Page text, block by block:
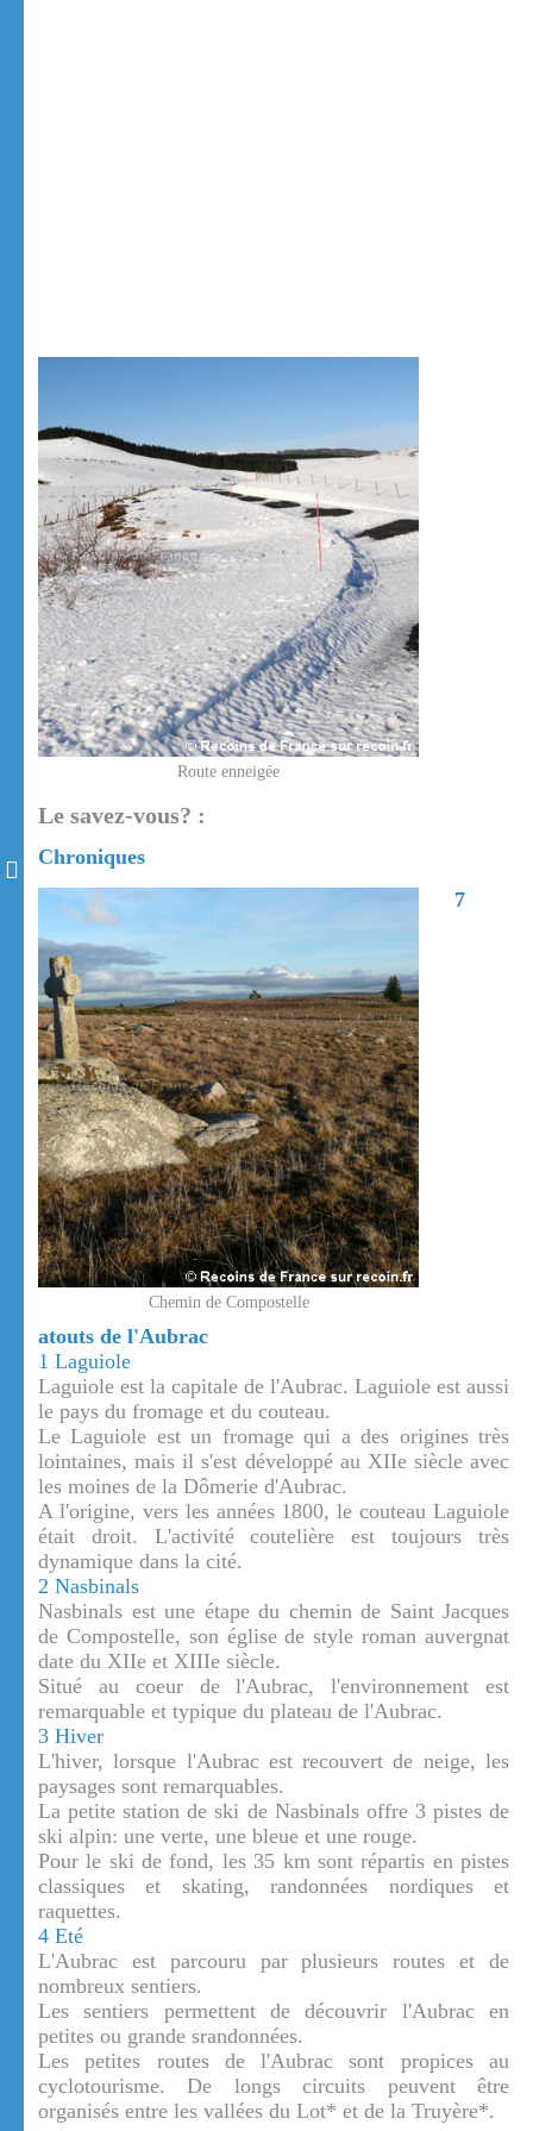
Route enneigée
Le savez-vous? :
Chroniques
Chemin de Compostelle
7
atouts de l'Aubrac
1 Laguiole
Laguiole est la capitale de l'Aubrac. Laguiole est aussi
le pays du fromage et du couteau.
Le Laguiole est un fromage qui a des origines très
lointaines, mais il s'est développé au XIIe siècle avec
les moines de la Dômerie d'Aubrac.
A l'origine, vers les années 1800, le couteau Laguiole
était droit. L'activité coutelière est toujours très
dynamique dans la cité.
2 Nasbinals
Nasbinals est une étape du chemin de Saint Jacques
de Compostelle, son église de style roman auvergnat
date du XIIe et XIIIe siècle.
Situé au coeur de l'Aubrac, l'environnement est
remarquable et typique du plateau de l'Aubrac.
3 Hiver
L'hiver, lorsque l'Aubrac est recouvert de neige, les
paysages sont remarquables.
La petite station de ski de Nasbinals offre 3 pistes de
ski alpin: une verte, une bleue et une rouge.
Pour le ski de fond, les 35 km sont répartis en pistes
classiques et skating, randonnées nordiques et
raquettes.
4 Eté
L'Aubrac est parcouru par plusieurs routes et de
nombreux sentiers.
Les sentiers permettent de découvrir l'Aubrac en
petites ou grande srandonnées.
Les petites routes de l'Aubrac sont propices au
cyclotourisme. De longs circuits peuvent être
organisés entre les vallées du Lot* et de la Truyère*.